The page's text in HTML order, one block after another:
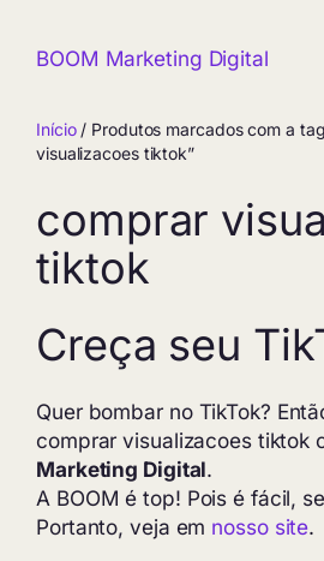
BOOM Marketing Digital
Início/ Produtos marcados com a
visualizacoes tiktok”
comprar
tiktok
Creça seu
Quer bombar no TikTok?
comprar visualizacoes tiktok
Marketing Digital.
A BOOM é top! Pois é fácil,
Portanto, veja em nosso site.